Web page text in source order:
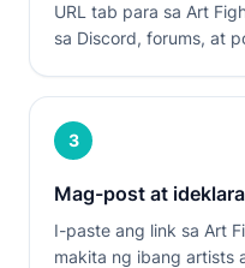
URL tab para sa Art
sa Discord, forums, at
3
Mag-post at
I-paste ang link sa Art
makita ng ibang artists